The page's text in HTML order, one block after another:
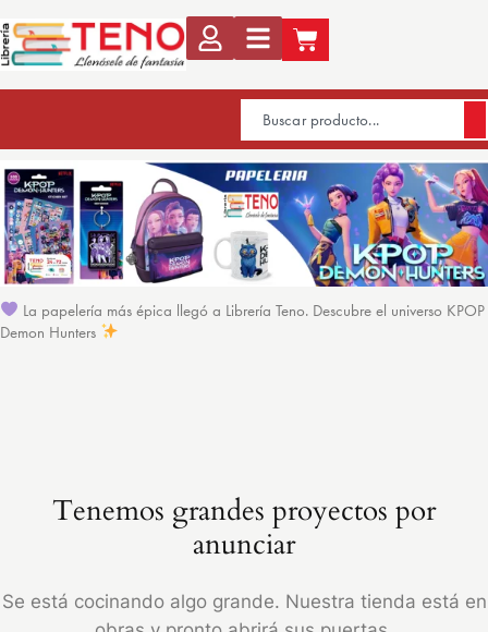
La papelería más épica llegó a Librería Teno. Descubre el universo KPOP
Demon Hunters
Tenemos grandes proyectos por
anunciar
Se está cocinando algo grande. Nuestra tienda está en